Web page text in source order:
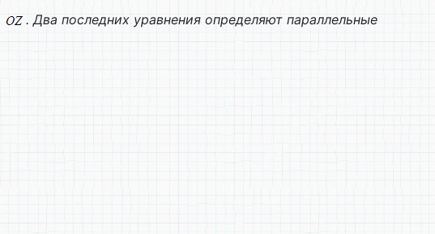
. Два последних уравнения определяют параллельные